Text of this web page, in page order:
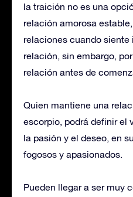
la traición no es una
relación amorosa
relaciones cuando
relación, sin embargo,
relación antes de
Quien mantiene una
escorpio, podrá definir el
la pasión y el deseo, en
fogosos y apasionados.
Pueden llegar a ser muy